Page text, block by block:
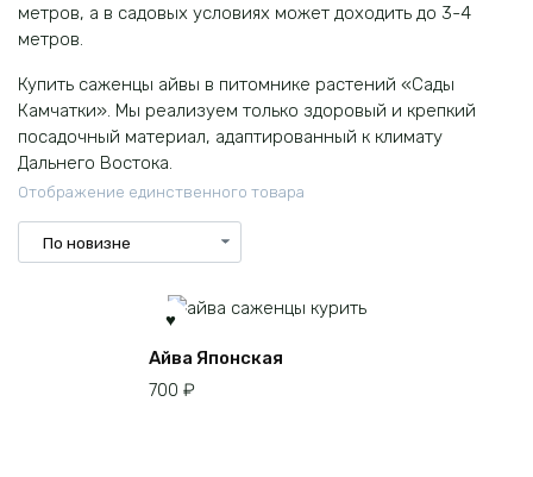
метров, а в садовых условиях может доходить до 3-4
метров.
Купить саженцы айвы в питомнике растений «Сады
Камчатки». Мы реализуем только здоровый и крепкий
посадочный материал, адаптированный к климату
Дальнего Востока.
Отображение единственного товара
Айва Японская
700 ₽